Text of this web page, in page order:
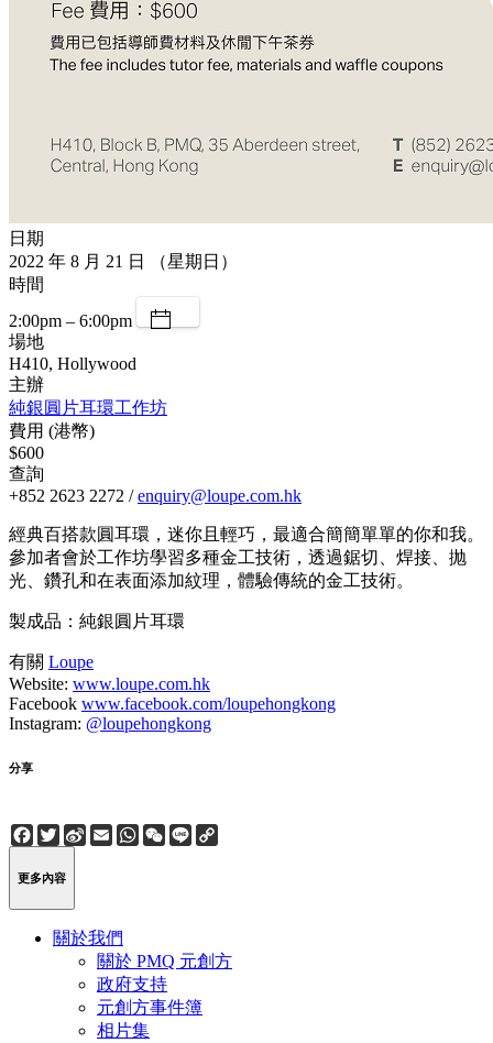
日期
2022 年 8 月 21 日 （星期日）
時間
2:00pm – 6:00pm
場地
H410, Hollywood
主辦
純銀圓片耳環工作坊
費用 (港幣)
$600
查詢
+852 2623 2272 /enquiry@loupe.com.hk
經典百搭款圓耳環，迷你且輕巧，最適合簡簡單單的你和我。
參加者會於工作坊學習多種金工技術，透過鋸切、焊接、抛
光、鑽孔和在表面添加紋理，體驗傳統的金工技術。
製成品：純銀圓片耳環
有關 Loupe
Website: www.loupe.com.hk
Facebook www.facebook.com/loupehongkong
Instagram: @loupehongkong
分享
Facebook
Twitter
Sina
Weibo
EmailWhatsApp
WeChat
Line
更多內容
關於我們
關於 PMQ 元創方
政府支持
元創方事件簿
相片集